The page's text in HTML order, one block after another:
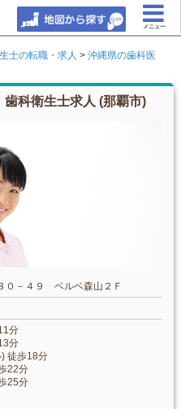
メニュー
士の転職・求人 > 沖縄県の歯科医
科衛生士求人 (那覇市)
０－４９ ベルベ森山２Ｆ
分
分
徒歩18分
22分
25分